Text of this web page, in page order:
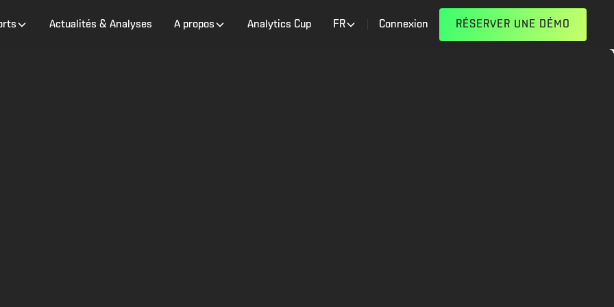
Actualités & Analyses A propos Analytics Cup FR Connexion RÉSERVER UNE DÉMO